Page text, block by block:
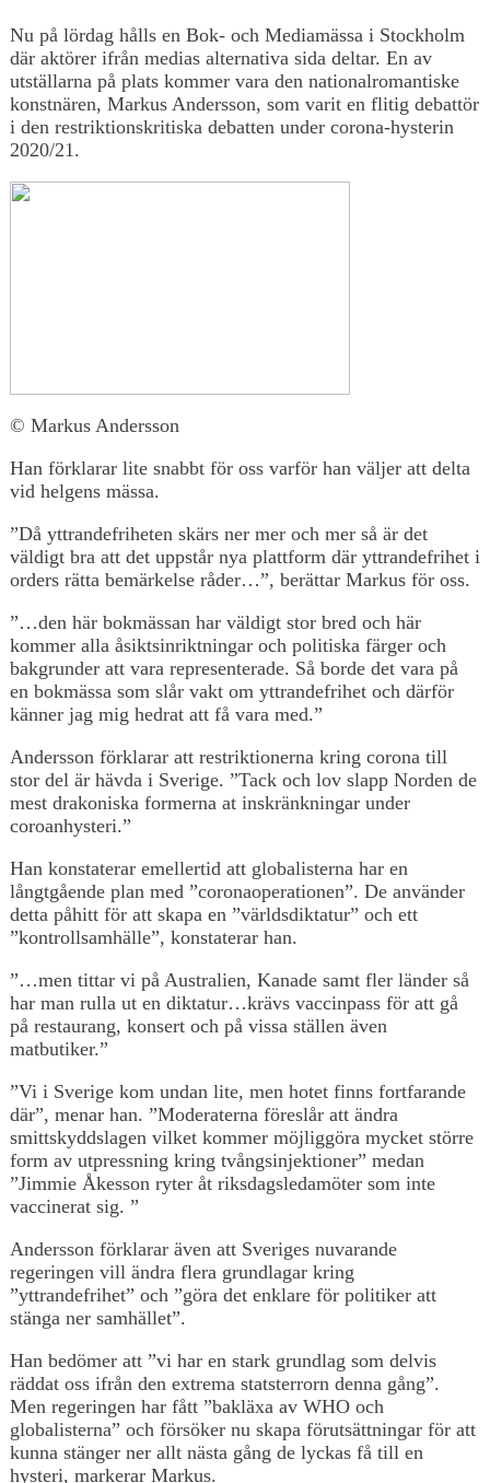
Nu på lördag hålls en Bok- och Mediamässa i Stockholm
där aktörer ifrån medias alternativa sida deltar. En av
utställarna på plats kommer vara den nationalromantiske
konstnären, Markus Andersson, som varit en flitig debattör
i den restriktionskritiska debatten under corona-hysterin
2020/21.
© Markus Andersson
Han förklarar lite snabbt för oss varför han väljer att delta
vid helgens mässa.
”Då yttrandefriheten skärs ner mer och mer så är det
väldigt bra att det uppstår nya plattform där yttrandefrihet i
orders rätta bemärkelse råder…”, berättar Markus för oss.
”…den här bokmässan har väldigt stor bred och här
kommer alla åsiktsinriktningar och politiska färger och
bakgrunder att vara representerade. Så borde det vara på
en bokmässa som slår vakt om yttrandefrihet och därför
känner jag mig hedrat att få vara med.”
Andersson förklarar att restriktionerna kring corona till
stor del är hävda i Sverige. ”Tack och lov slapp Norden de
mest drakoniska formerna at inskränkningar under
coroanhysteri.”
Han konstaterar emellertid att globalisterna har en
långtgående plan med ”coronaoperationen”. De använder
detta påhitt för att skapa en ”världsdiktatur” och ett
”kontrollsamhälle”, konstaterar han.
”…men tittar vi på Australien, Kanade samt fler länder så
har man rulla ut en diktatur…krävs vaccinpass för att gå
på restaurang, konsert och på vissa ställen även
matbutiker.”
”Vi i Sverige kom undan lite, men hotet finns fortfarande
där”, menar han. ”Moderaterna föreslår att ändra
smittskyddslagen vilket kommer möjliggöra mycket större
form av utpressning kring tvångsinjektioner” medan
”Jimmie Åkesson ryter åt riksdagsledamöter som inte
vaccinerat sig. ”
Andersson förklarar även att Sveriges nuvarande
regeringen vill ändra flera grundlagar kring
”yttrandefrihet” och ”göra det enklare för politiker att
stänga ner samhället”.
Han bedömer att ”vi har en stark grundlag som delvis
räddat oss ifrån den extrema statsterrorn denna gång”.
Men regeringen har fått ”bakläxa av WHO och
globalisterna” och försöker nu skapa förutsättningar för att
kunna stänger ner allt nästa gång de lyckas få till en
hysteri, markerar Markus.